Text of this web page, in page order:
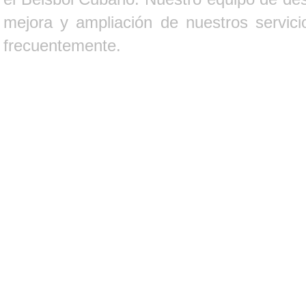
mejora y ampliación de nuestros
frecuentemente.